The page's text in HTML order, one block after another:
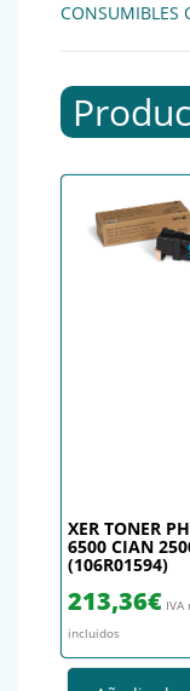
CONSUMIBLES
XER TONER
6500 CIAN
(106R01594)
213,36€ IVA
incluidos